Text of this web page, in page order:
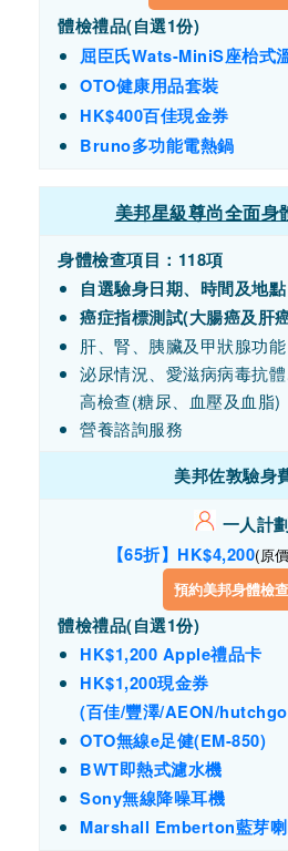
體檢禮品(自選1份)
屈臣氏Wats-MiniS座枱式
OTO健康用品套裝
HK$400百佳現金券
Bruno多功能電熱鍋
美邦星級尊尚全面身
身體檢查項目：118項
自選驗身日期、時間及地點
癌症指標測試(大腸癌及肝
肝、腎、胰臟及甲狀腺功能
泌尿情況、愛滋病病毒抗
高檢查(糖尿、血壓及血脂)
營養諮詢服務
美邦佐敦驗身
一人計
【65折】HK$4,200(原
預約美邦身體檢查
體檢禮品(自選1份)
HK$1,200 Apple禮品卡
HK$1,200現金券
(百佳/豐澤/AEON/
OTO無線e足健(EM-850)
BWT即熱式濾水機
Sony無線降噪耳機
Marshall Emberton藍芽